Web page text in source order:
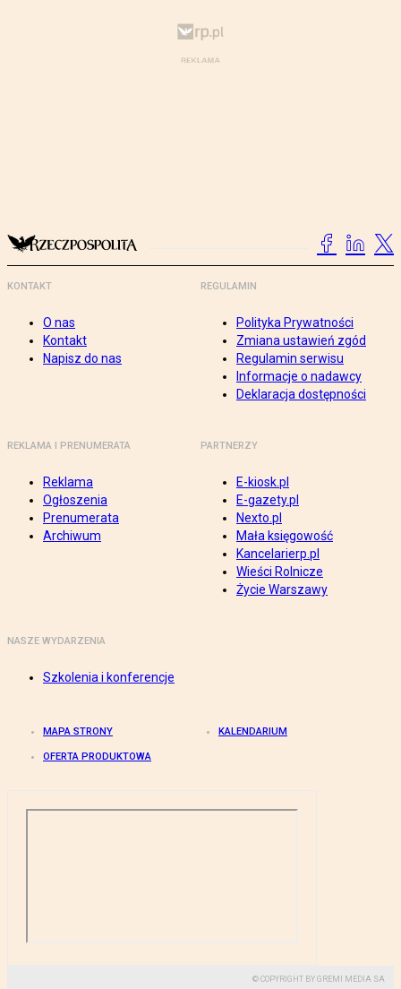
KONTAKT
O nas
Kontakt
Napisz do nas
REGULAMIN
Polityka Prywatności
Zmiana ustawień zgód
Regulamin serwisu
Informacje o nadawcy
Deklaracja dostępności
REKLAMA I PRENUMERATA
Reklama
Ogłoszenia
Prenumerata
Archiwum
PARTNERZY
E-kiosk.pl
E-gazety.pl
Nexto.pl
Mała księgowość
Kancelarierp.pl
Wieści Rolnicze
Życie Warszawy
NASZE WYDARZENIA
Szkolenia i konferencje
MAPA STRONY KALENDARIUM
OFERTA PRODUKTOWA
© COPYRIGHT BY GREMI MEDIA SA